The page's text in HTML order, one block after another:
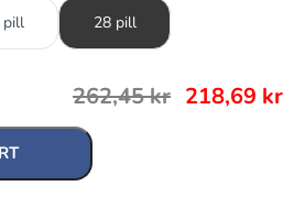
pill 28 pill
262,45kr 218,69 kr